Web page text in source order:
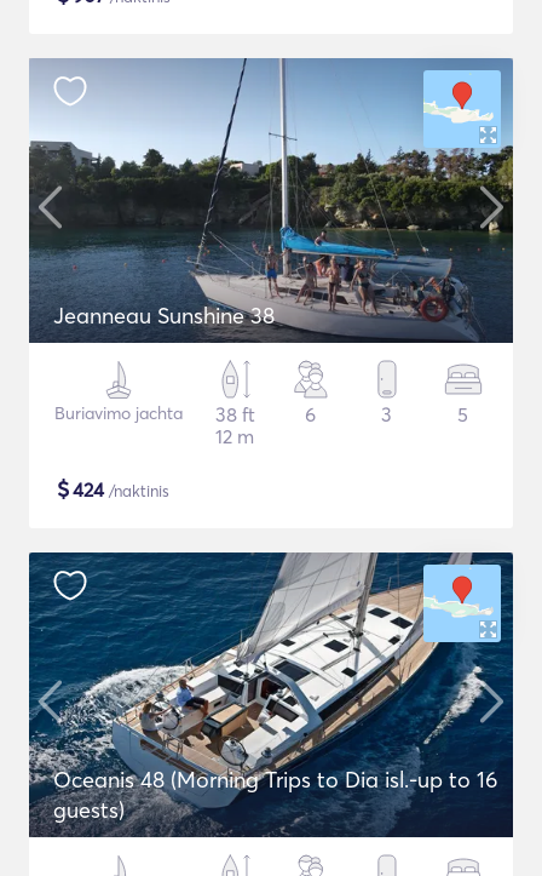
Jeanneau Sunshine 38
Buriavimo jachta
38 ft
12 m
6 3 5
$424/naktinis
Oceanis 48 (Morning Trips to Dia isl.-up to 16
guests)